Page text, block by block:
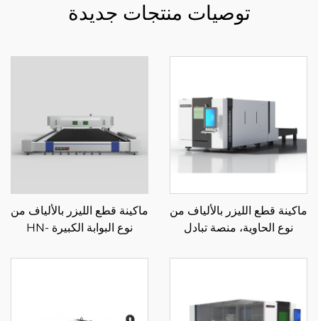
توصيات منتجات جديدة
ماكينة قطع الليزر بالألياف من
نوع الحاوية، منصة تبادل
ماكينة قطع الليزر بالألياف من
نوع البوابة الكبيرة HN-